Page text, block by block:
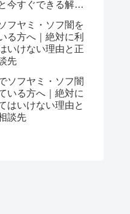
今すぐできる解決
フヤミ・ソフ闇を
る方へ｜絶対に利
いけない理由と正
先
ソフヤミ・ソフ闇
いる方へ｜絶対に
はいけない理由と
談先